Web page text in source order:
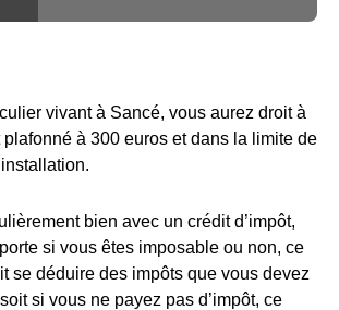
vivant à Sancé, vous aurez droit à
plafonné à 300 euros et dans la limite de
bien avec un crédit d’impôt,
si vous êtes imposable ou non, ce
se déduire des impôts que vous devez
si vous ne payez pas d’impôt, ce